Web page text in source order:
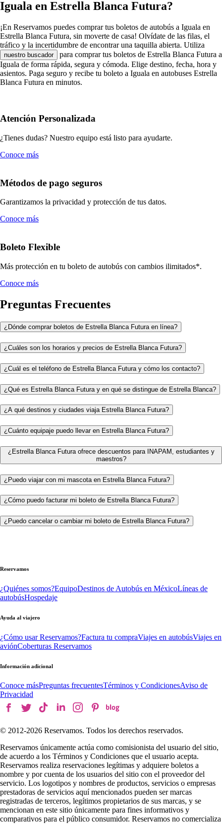
Iguala en Estrella Blanca Futura?
¡En Reservamos puedes comprar tus boletos de autobús a Iguala en
Estrella Blanca Futura, sin moverte de casa! Olvídate de las filas, el
tráfico y la incertidumbre de encontrar una taquilla abierta. Utiliza
nuestro buscador
para comprar tus boletos de Estrella Blanca Futura a
Iguala de forma rápida, segura y cómoda. Elige destino, fecha, hora y
asientos. Paga seguro y recibe tu boleto a Iguala en autobuses Estrella
Blanca Futura en minutos.
Atención Personalizada
¿Tienes dudas? Nuestro equipo está listo para ayudarte.
Conoce más
Métodos de pago seguros
Garantizamos la privacidad y protección de tus datos.
Conoce más
Boleto Flexible
Más protección en tu boleto de autobús con cambios ilimitados*.
Conoce más
Preguntas Frecuentes
¿Dónde comprar boletos de Estrella Blanca Futura en línea?
¿Cuáles son los horarios y precios de Estrella Blanca Futura?
¿Cuál es el teléfono de Estrella Blanca Futura y cómo los contacto?
¿Qué es Estrella Blanca Futura y en qué se distingue de Estrella Blanca?
¿A qué destinos y ciudades viaja Estrella Blanca Futura?
¿Cuánto equipaje puedo llevar en Estrella Blanca Futura?
¿Estrella Blanca Futura ofrece descuentos para INAPAM, estudiantes y
maestros?
¿Puedo viajar con mi mascota en Estrella Blanca Futura?
¿Cómo puedo facturar mi boleto de Estrella Blanca Futura?
¿Puedo cancelar o cambiar mi boleto de Estrella Blanca Futura?
Reservamos
¿Quiénes somos?EquipoDestinos de Autobús en MéxicoLíneas de
autobúsHospedaje
Ayuda al viajero
¿Cómo usar Reservamos?Factura tu compraViajes en autobúsViajes en
aviónCoberturas Reservamos
Información adicional
Conoce másPreguntas frecuentesTérminos y CondicionesAviso de
Privacidad
© 2012-2026 Reservamos. Todos los derechos reservados.
Reservamos únicamente actúa como comisionista del usuario del sitio,
de acuerdo a los Términos y Condiciones que el usuario acepta.
Reservamos realiza reservaciones legítimas y adquiere boletos a
nombre y por cuenta de los usuarios del sitio con el proveedor del
servicio. Los logotipos y nombres de productos, servicios o empresas
prestadoras de servicios aquí mencionados pueden ser marcas
registradas de terceros, legítimos propietarios de sus marcas, y se
mencionan en este sitio únicamente para fines informativos y
comparativos para el público consumidor. Reservamos no comercializa